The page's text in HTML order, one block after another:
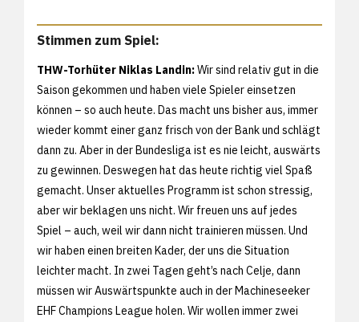
Stimmen zum Spiel:
THW-Torhüter Niklas Landin:Wir sind relativ gut in die
Saison gekommen und haben viele Spieler einsetzen
können – so auch heute. Das macht uns bisher aus, immer
wieder kommt einer ganz frisch von der Bank und schlägt
dann zu. Aber in der Bundesliga ist es nie leicht, auswärts
zu gewinnen. Deswegen hat das heute richtig viel Spaß
gemacht. Unser aktuelles Programm ist schon stressig,
aber wir beklagen uns nicht. Wir freuen uns auf jedes
Spiel – auch, weil wir dann nicht trainieren müssen. Und
wir haben einen breiten Kader, der uns die Situation
leichter macht. In zwei Tagen geht’s nach Celje, dann
müssen wir Auswärtspunkte auch in der Machineseeker
EHF Champions League holen. Wir wollen immer zwei